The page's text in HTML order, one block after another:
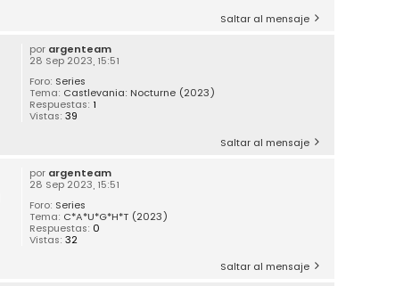
Saltar al mensaje
por argenteam
28 Sep 2023, 15:51
Foro: Series
Tema: Castlevania: Nocturne (2023)
Respuestas: 1
Vistas:39
Saltar al mensaje
por argenteam
28 Sep 2023, 15:51
Foro: Series
Tema: C*A*U*G*H*T (2023)
Respuestas: 0
Vistas:32
Saltar al mensaje